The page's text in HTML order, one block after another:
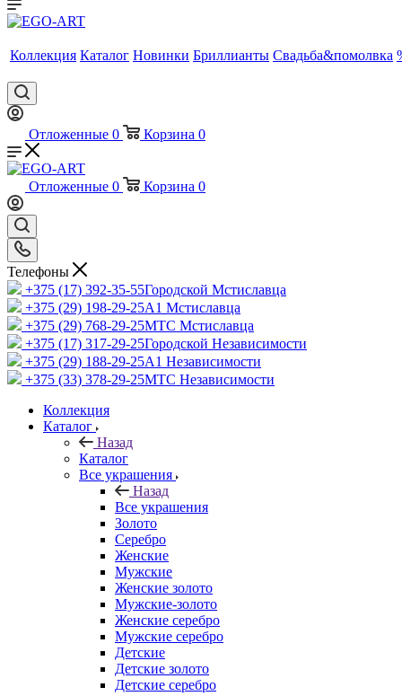
Коллекция Каталог Новинки Бриллианты Свадьба&помолвка
Отложенные 0 Корзина 0
Отложенные 0 Корзина 0
Телефоны
+375 (17) 392-35-55Городской Мстиславца
+375 (29) 198-29-25A1 Мстиславца
+375 (29) 768-29-25МТС Мстиславца
+375 (17) 317-29-25Городской Независимости
+375 (29) 188-29-25A1 Независимости
+375 (33) 378-29-25МТС Независимости
Коллекция
Каталог
Назад
Каталог
Все украшения
Назад
Все украшения
Золото
Серебро
Женские
Мужские
Женские золото
Мужские-золото
Женские серебро
Мужские серебро
Детские
Детские золото
Детские серебро